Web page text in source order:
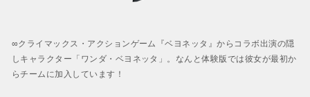
∞クライマックス・アクションゲーム『ベヨネッタ』からコラボ出演の隠
しキャラクター「ワンダ・ベヨネッタ」。なんと体験版では彼女が最初か
らチームに加入しています！